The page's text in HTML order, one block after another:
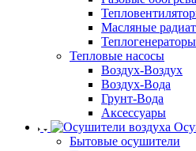
Масляные
Теплогенераторы
Тепловые насосы
Воздух-Воздух
Воздух-Вода
Грунт-Вода
Аксессуары
Бытовые осушители